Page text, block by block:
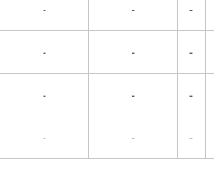
- - -
- - -
- - -
- - -